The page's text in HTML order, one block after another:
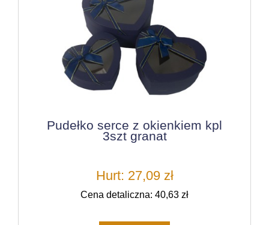
Pudełko serce z okienkiem kpl
3szt granat
Hurt: 27,09 zł
Cena detaliczna: 40,63 zł